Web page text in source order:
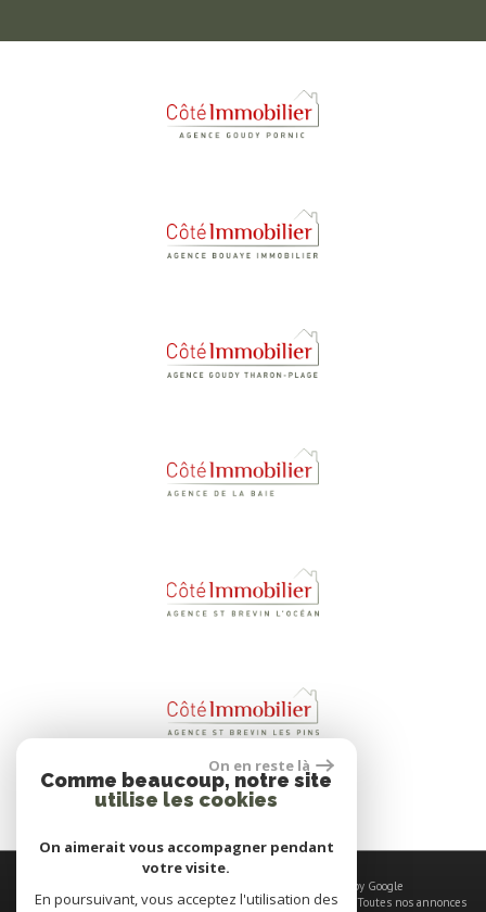
© 2026 | Tous droits réservés | Traduction powered by Google
Plan du site-Mentions légales-Nos honoraires-Liens- Admin Toutes nos annonces
On en reste là
Comme beaucoup, notre site
utilise les cookies
On aimerait vous accompagner pendant
votre visite.
En poursuivant, vous acceptez l'utilisation des